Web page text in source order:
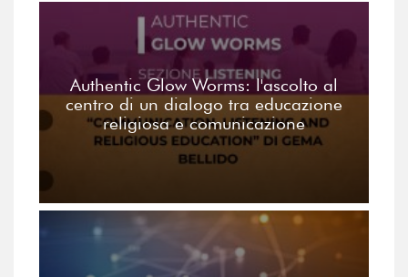
Authentic Glow Worms: l'ascolto al
centro di un dialogo tra educazione
religiosa e comunicazione